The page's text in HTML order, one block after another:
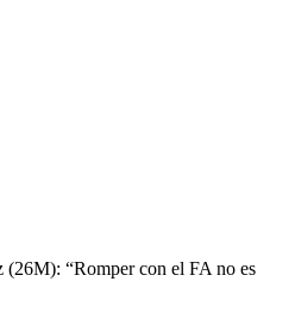
(26M): “Romper con el FA no es